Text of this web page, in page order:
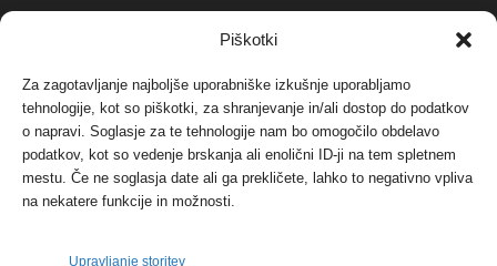
Piškotki
Za zagotavljanje najboljše uporabniške izkušnje uporabljamo
tehnologije, kot so piškotki, za shranjevanje in/ali dostop do podatkov
o napravi. Soglasje za te tehnologije nam bo omogočilo obdelavo
podatkov, kot so vedenje brskanja ali enolični ID-ji na tem spletnem
mestu. Če ne soglasja date ali ga prekličete, lahko to negativno vpliva
na nekatere funkcije in možnosti.
Upravljanje storitev
NAJBOLJ KOMENTIRANO
Protest proti vetrnim elektrarnam na Ojstrici, v
svetu pa vedno bolj...
Dogodki 12. maja, 2017
Tožilstvo v Celovcu v korist elektrarnam
Verbund